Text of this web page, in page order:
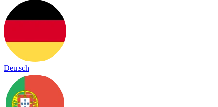
Deutsch